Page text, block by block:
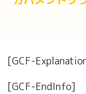
[GCF-
[GCF-EndInfo]